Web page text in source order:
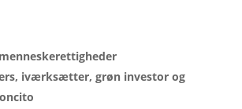
iværksætter, grøn investor og